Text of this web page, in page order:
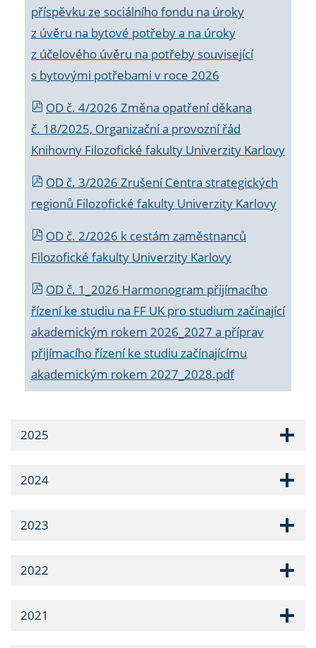
příspěvku ze sociálního fondu na úroky
z úvěru na bytové potřeby a na úroky
z účelového úvěru na potřeby související
s bytovými potřebami v roce 2026
OD č. 4/2026 Změna opatření děkana
č. 18/2025, Organizační a provozní řád
Knihovny Filozofické fakulty Univerzity Karlovy
OD č. 3/2026 Zrušení Centra strategických
regionů Filozofické fakulty Univerzity Karlovy
OD č. 2/2026 k cestám zaměstnanců
Filozofické fakulty Univerzity Karlovy
OD č. 1_2026 Harmonogram přijímacího
řízení ke studiu na FF UK pro studium začínající
akademickým rokem 2026_2027 a příprav
přijímacího řízení ke studiu začínajícímu
akademickým rokem 2027_2028.pdf
2025
2024
2023
2022
2021